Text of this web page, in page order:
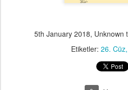
5th January 2018, Unknown
Etiketler: 26. Cüz